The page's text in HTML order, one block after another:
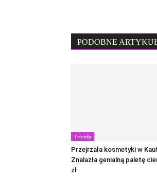
PODOBNE
Trendy
Przejrzała kosmetyki w
Znalazła genialną paletę
zł